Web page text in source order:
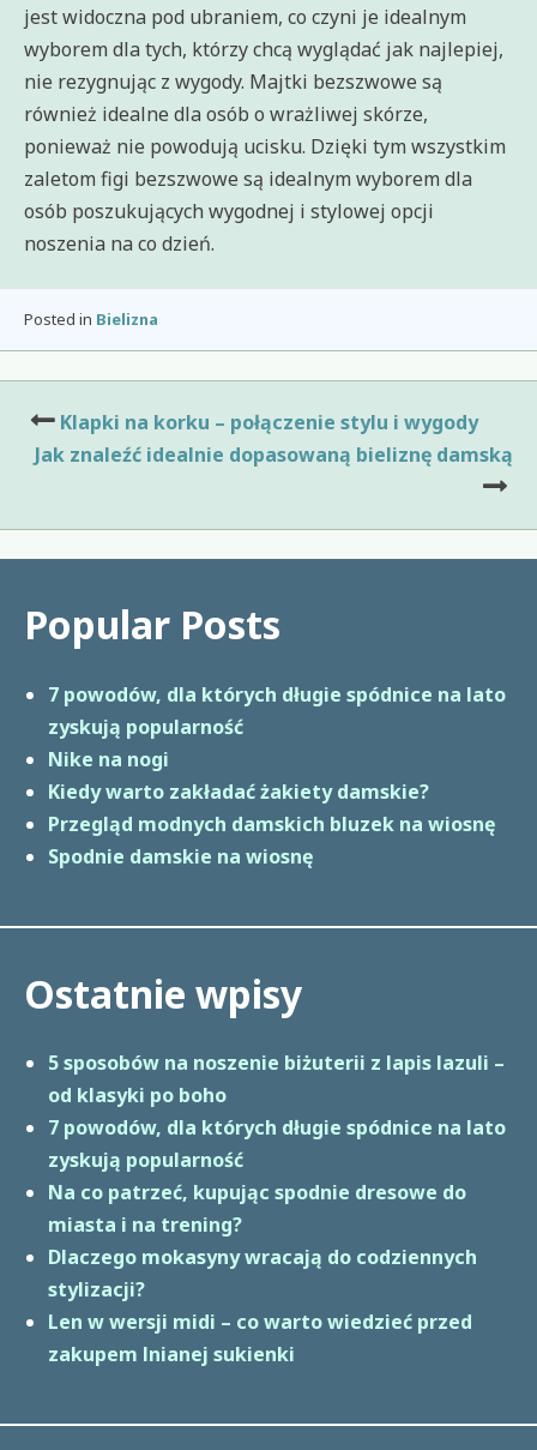
jest widoczna pod ubraniem, co czyni je idealnym
wyborem dla tych, którzy chcą wyglądać jak najlepiej,
nie rezygnując z wygody. Majtki bezszwowe są
również idealne dla osób o wrażliwej skórze,
ponieważ nie powodują ucisku. Dzięki tym wszystkim
zaletom figi bezszwowe są idealnym wyborem dla
osób poszukujących wygodnej i stylowej opcji
noszenia na co dzień.
Posted in Bielizna
Nawigacja
wpisu
Klapki na korku – połączenie stylu i wygody
Jak znaleźć idealnie dopasowaną bieliznę damską
Popular Posts
7 powodów, dla których długie spódnice na lato
zyskują popularność
Nike na nogi
Kiedy warto zakładać żakiety damskie?
Przegląd modnych damskich bluzek na wiosnę
Spodnie damskie na wiosnę
Ostatnie wpisy
5 sposobów na noszenie biżuterii z lapis lazuli –
od klasyki po boho
7 powodów, dla których długie spódnice na lato
zyskują popularność
Na co patrzeć, kupując spodnie dresowe do
miasta i na trening?
Dlaczego mokasyny wracają do codziennych
stylizacji?
Len w wersji midi – co warto wiedzieć przed
zakupem lnianej sukienki